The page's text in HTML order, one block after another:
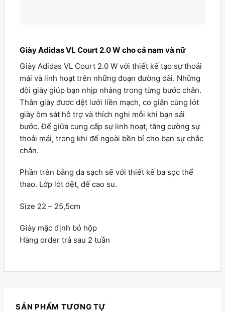
Giày Adidas VL Court 2.0 W cho cả nam và nữ
Giày Adidas VL Court 2.0 W với thiết kế tạo sự thoải
mái và linh hoạt trên những đoạn đường dài. Những
đôi giày giúp bạn nhịp nhàng trong từng bước chân.
Thân giày đươc dệt lưới liền mạch, co giãn cùng lót
giày ôm sát hỗ trợ và thích nghi mỗi khi bạn sải
bước. Đế giữa cung cấp sự linh hoạt, tăng cường sự
thoải mái, trong khi đế ngoài bền bỉ cho bạn sự chắc
chắn.
Phần trên bằng da sạch sẽ với thiết kế ba sọc thể
thao. Lớp lót dệt, đế cao su.
Size 22 – 25,5cm
Giày mặc định bỏ hộp
Hàng order trả sau 2 tuần
SẢN PHẨM TƯƠNG TỰ